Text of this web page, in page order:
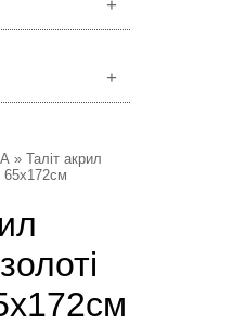
» Таліт акрил
65х172см